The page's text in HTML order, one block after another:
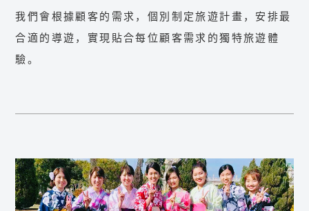
我們會根據顧客的需求，個別制定旅遊計畫，安排最
合適的導遊，實現貼合每位顧客需求的獨特旅遊體
驗。